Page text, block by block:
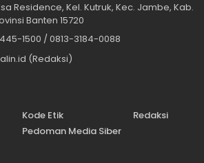
Residence, Kel. Kutruk, Kec. Jambe, Kab.
Banten 15720
1500 / 0813-3184-0088
(Redaksi)
Kode Etik
Redaksi
Pedoman Media Siber